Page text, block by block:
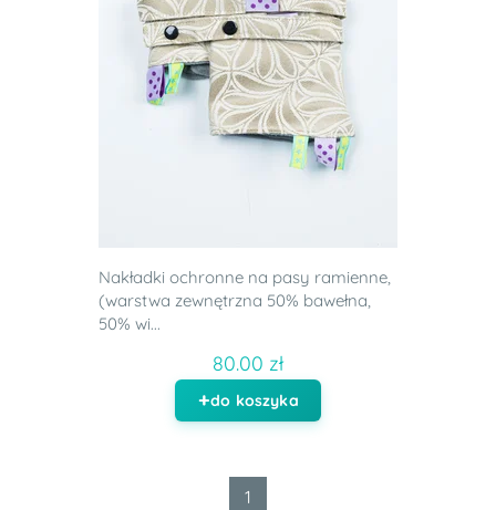
Nakładki ochronne na pasy ramienne,
(warstwa zewnętrzna 50% bawełna,
50% wi...
80.00 zł
do koszyka
1